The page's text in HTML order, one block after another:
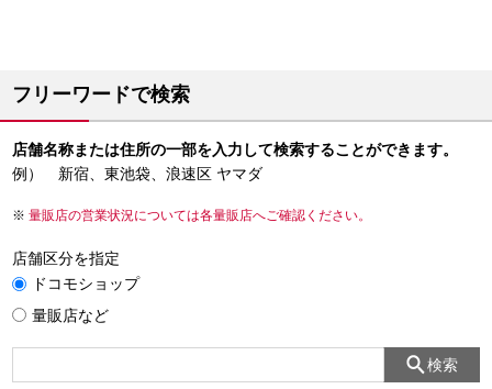
フリーワードで検索
店舗名称または住所の一部を入力して検索することができます。
例） 新宿、東池袋、浪速区 ヤマダ
量販店の営業状況については各量販店へご確認ください。
店舗区分を指定
ドコモショップ
量販店など
検索